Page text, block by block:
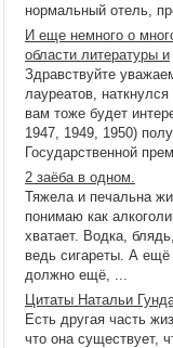
нормальный отель,
И еще немного о
области литературы и
Здравствуйте
лауреатов,
вам тоже будет
1947, 1949, 1950)
Государственной
2 заёба в одном.
Тяжела и печальна
понимаю как
хватает. Водка,
ведь сигареты. А
должно ещё, ...
Цитаты Натальи
Есть другая часть
что она существует,